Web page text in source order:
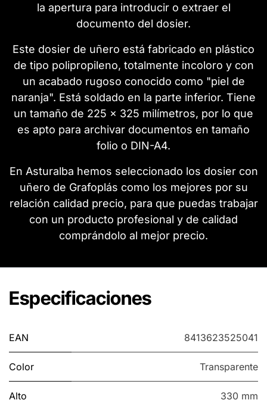
la apertura para introducir o extraer el
documento del dosier.
Este dosier de uñero está fabricado en plástico
de tipo polipropileno, totalmente incoloro y con
un acabado rugoso conocido como "piel de
naranja". Está soldado en la parte inferior. Tiene
un tamaño de 225 x 325 milímetros, por lo que
es apto para archivar documentos en tamaño
folio o DIN-A4.
En Asturalba hemos seleccionado los dosier con
uñero de Grafoplás como los mejores por su
relación calidad precio, para que puedas trabajar
con un producto profesional y de calidad
comprándolo al mejor precio.
Especificaciones
EAN 8413623525041
Color Transparente
Alto 330 mm